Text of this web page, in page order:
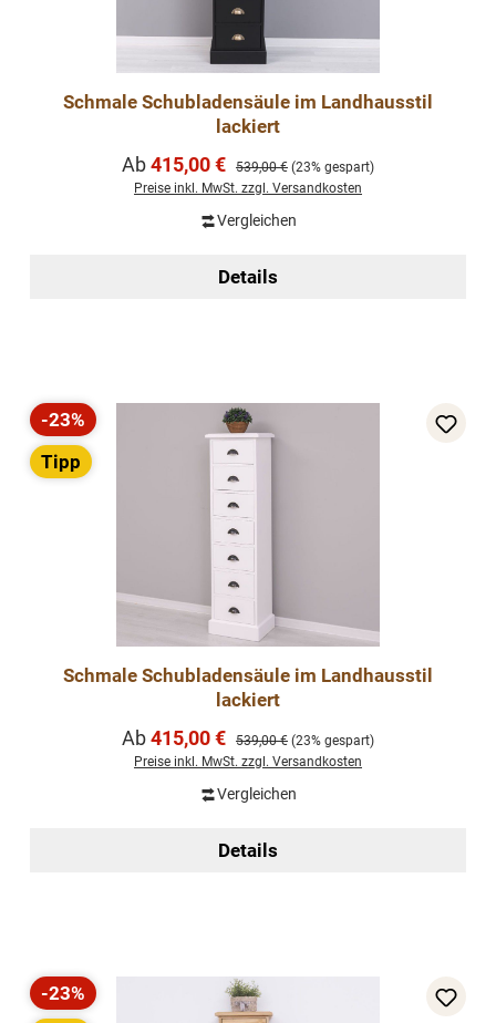
Schmale Schubladensäule im Landhausstil
lackiert
Verkaufspreis:
Ab415,00 € Regulärer Preis:
539,00 € (23% gespart)
Preise inkl. MwSt. zzgl. Versandkosten
Vergleichen
Details
Rabatt
-23%
Tipp
Schmale Schubladensäule im Landhausstil
lackiert
Verkaufspreis:
Ab415,00 € Regulärer Preis:
539,00 € (23% gespart)
Preise inkl. MwSt. zzgl. Versandkosten
Vergleichen
Details
Rabatt
-23%